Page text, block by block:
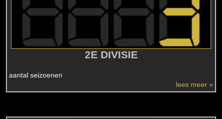
2E DIVISIE
aantal seizoenen
lees meer »